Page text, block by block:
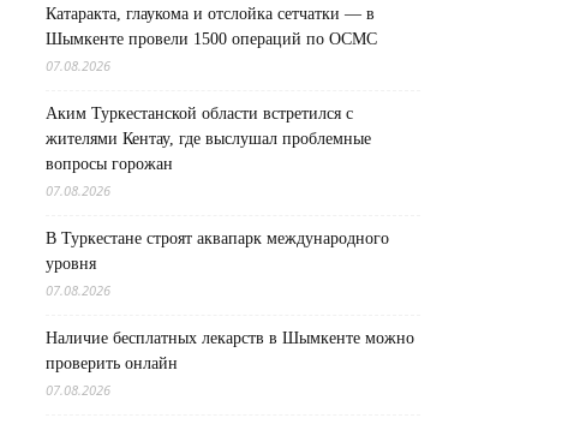
Катаракта, глаукома и отслойка сетчатки — в
Шымкенте провели 1500 операций по ОСМС
07.08.2026
Аким Туркестанской области встретился с
жителями Кентау, где выслушал проблемные
вопросы горожан
07.08.2026
В Туркестане строят аквапарк международного
уровня
07.08.2026
Наличие бесплатных лекарств в Шымкенте можно
проверить онлайн
07.08.2026